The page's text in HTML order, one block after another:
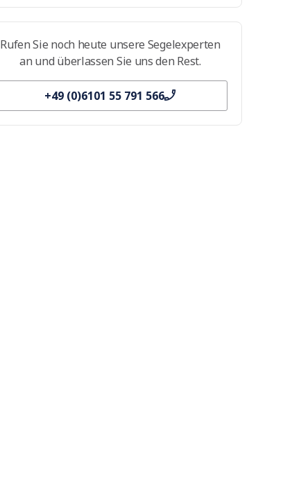
Rufen Sie noch heute unsere Segelexperten
an und überlassen Sie uns den Rest.
+49 (0)6101 55 791 566